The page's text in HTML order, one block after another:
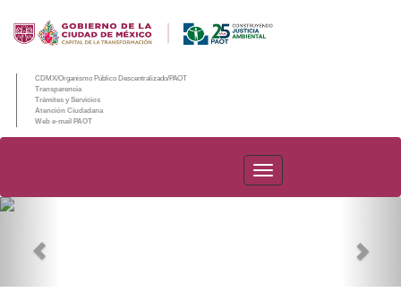
CDMX/Organismo Público Descentralizado/PAOT
Transparencia
Trámites y Servicios
Atención Ciudadana
Web e-mail PAOT
PAOT